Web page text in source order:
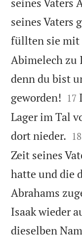
seines Vaters
füllten sie mit
Abimelech zu
denn du bist
geworden! 

17
Lager im Tal
dort nieder. 

18
Zeit seines
hatte und die
Abrahams
Isaak wieder
dieselben